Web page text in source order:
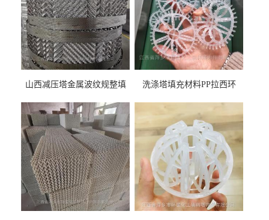
山西减压塔金属波纹规整填
料
洗涤塔填充材料PP拉西环